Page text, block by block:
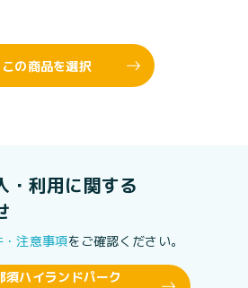
この商品を選択
・利用に関する
注意事項をご確認ください。
須ハイランドパーク